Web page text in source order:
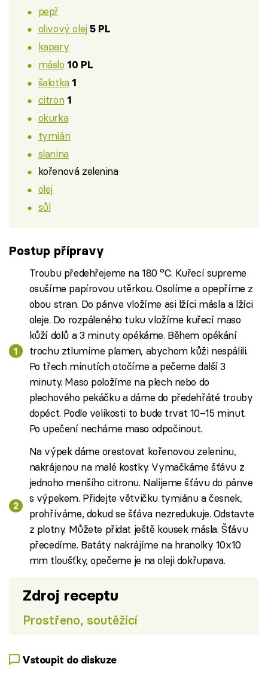
pepř
olivový olej 5 PL
kapary
máslo 10 PL
šalotka 1
citron 1
okurka
tymián
slanina
kořenová zelenina
olej
sůl
Postup přípravy
Troubu předehřejeme na 180 °C. Kuřecí supreme
osušíme papírovou utěrkou. Osolíme a opepříme z
obou stran. Do pánve vložíme asi lžíci másla a lžíci
oleje. Do rozpáleného tuku vložíme kuřecí maso
kůží dolů a 3 minuty opékáme. Během opékání
trochu ztlumíme plamen, abychom kůži nespálili.
Po třech minutích otočíme a pečeme další 3
minuty. Maso položíme na plech nebo do
plechového pekáčku a dáme do předehřáté trouby
dopéct. Podle velikosti to bude trvat 10–15 minut.
Po upečení necháme maso odpočinout.
Na výpek dáme orestovat kořenovou zeleninu,
nakrájenou na malé kostky. Vymačkáme šťávu z
jednoho menšího citronu. Nalijeme šťávu do pánve
s výpekem. Přidejte větvičku tymiánu a česnek,
prohříváme, dokud se šťáva nezredukuje. Odstavte
z plotny. Můžete přidat ještě kousek másla. Šťávu
přecedíme. Batáty nakrájíme na hranolky 10x10
mm tloušťky, opečeme je na oleji dokřupava.
Zdroj receptu
Prostřeno, soutěžící
Vstoupit do diskuze